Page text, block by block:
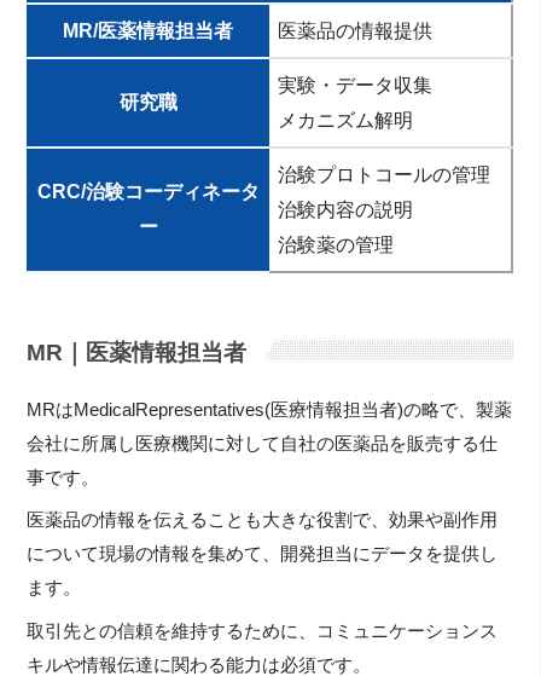
MR/医薬情報担当者 医薬品の情報提供
研究職
実験・データ収集
メカニズム解明
CRC/治験コーディネータ
ー
治験プロトコールの管理
治験内容の説明
治験薬の管理
MR｜医薬情報担当者
MRはMedicalRepresentatives(医療情報担当者)の略で、製薬
会社に所属し医療機関に対して自社の医薬品を販売する仕
事です。
医薬品の情報を伝えることも大きな役割で、効果や副作用
について現場の情報を集めて、開発担当にデータを提供し
ます。
取引先との信頼を維持するために、コミュニケーションス
キルや情報伝達に関わる能力は必須です。